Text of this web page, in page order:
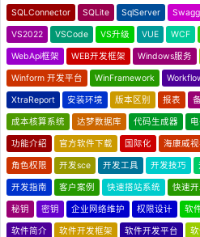
SQLConnector SQLite SqlServer
VS2022 VSCode VS升级 VUE WCF
WebApi框架 WEB开发框架 Windows服务
Winform 开发平台 WinFramework
XtraReport 安装环境 版本区别 报表
成本核算系统 达梦数据库 代码生成器
功能介绍 官方软件下载 国际化 海康威
角色权限 开发sce 开发工具 开发技巧
开发指南 客户案例 快速搭站系统 快速
秘钥 密钥 企业网络维护 权限设计 软
软件简介 软件开发框架 软件开发平台